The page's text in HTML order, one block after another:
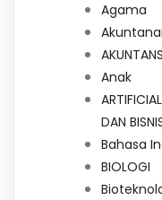
Agama
Akuntanai
Anak
DAN
Bahasa
BIOLOGI